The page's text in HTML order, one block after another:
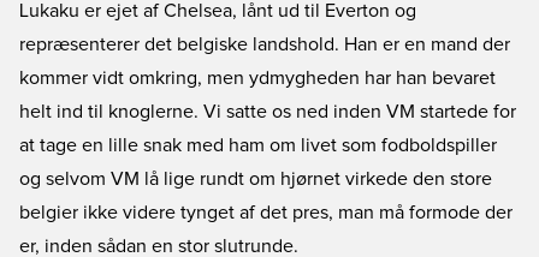
Lukaku er ejet af Chelsea, lånt ud til Everton og
repræsenterer det belgiske landshold. Han er en mand der
kommer vidt omkring, men ydmygheden har han bevaret
helt ind til knoglerne. Vi satte os ned inden VM startede for
at tage en lille snak med ham om livet som fodboldspiller
og selvom VM lå lige rundt om hjørnet virkede den store
belgier ikke videre tynget af det pres, man må formode der
er, inden sådan en stor slutrunde.